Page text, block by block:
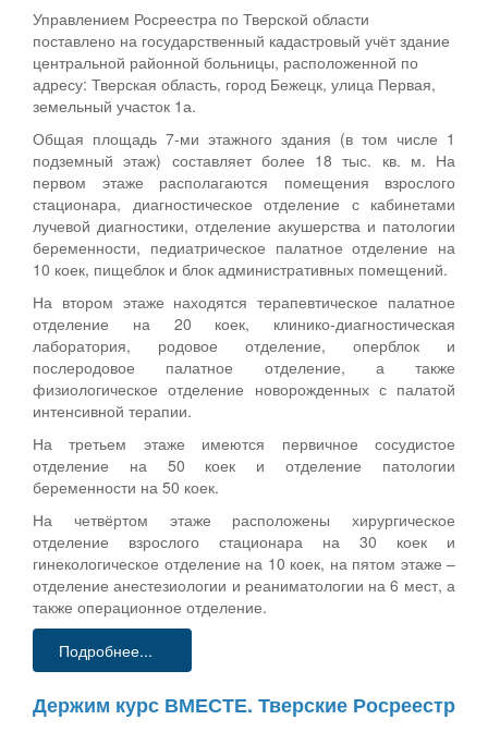
Управлением Росреестра по Тверской области
поставлено на государственный кадастровый учёт здание
центральной районной больницы, расположенной по
адресу: Тверская область, город Бежецк, улица Первая,
земельный участок 1а.
Общая площадь 7-ми этажного здания (в том числе 1
подземный этаж) составляет более 18 тыс. кв. м. На
первом этаже располагаются помещения взрослого
стационара, диагностическое отделение с кабинетами
лучевой диагностики, отделение акушерства и патологии
беременности, педиатрическое палатное отделение на
10 коек, пищеблок и блок административных помещений.
На втором этаже находятся терапевтическое палатное
отделение на 20 коек, клинико-диагностическая
лаборатория, родовое отделение, оперблок и
послеродовое палатное отделение, а также
физиологическое отделение новорожденных с палатой
интенсивной терапии.
На третьем этаже имеются первичное сосудистое
отделение на 50 коек и отделение патологии
беременности на 50 коек.
На четвёртом этаже расположены хирургическое
отделение взрослого стационара на 30 коек и
гинекологическое отделение на 10 коек, на пятом этаже –
отделение анестезиологии и реаниматологии на 6 мест, а
также операционное отделение.
Подробнее...
Держим курс ВМЕСТЕ. Тверские Росреестр